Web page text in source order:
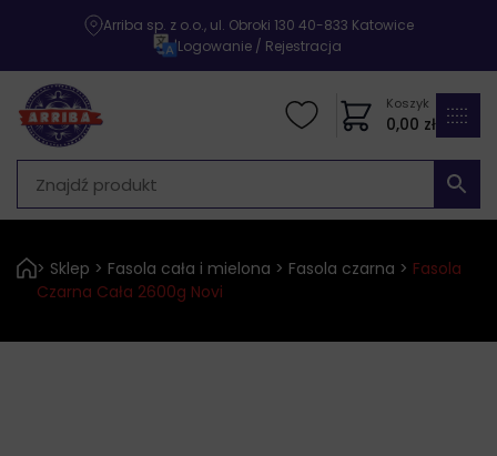
Arriba sp. z o.o., ul. Obroki 130 40-833 Katowice
|Logowanie / Rejestracja
Koszyk
0,00 zł
> Sklep > Fasola cała i mielona > Fasola czarna > Fasola
Czarna Cała 2600g Novi